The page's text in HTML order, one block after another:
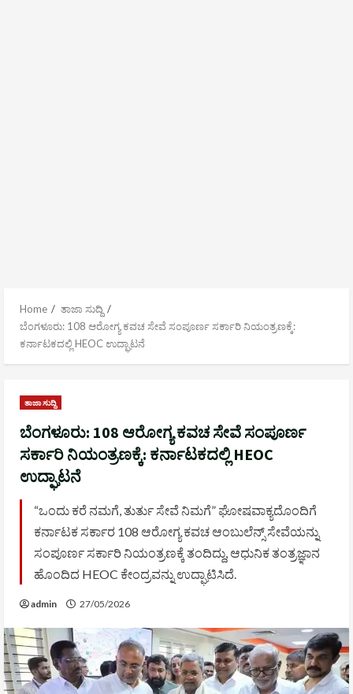
Home
ತಾಜಾ ಸುದ್ದಿ
ಬೆಂಗಳೂರು: 108 ಆರೋಗ್ಯ ಕವಚ ಸೇವೆ ಸಂಪೂರ್ಣ ಸರ್ಕಾರಿ ನಿಯಂತ್ರಣಕ್ಕೆ:
ಕರ್ನಾಟಕದಲ್ಲಿ HEOC ಉದ್ಘಾಟನೆ
ತಾಜಾ ಸುದ್ದಿ
ಬೆಂಗಳೂರು: 108 ಆರೋಗ್ಯ ಕವಚ ಸೇವೆ ಸಂಪೂರ್ಣ
ಸರ್ಕಾರಿ ನಿಯಂತ್ರಣಕ್ಕೆ: ಕರ್ನಾಟಕದಲ್ಲಿ HEOC
ಉದ್ಘಾಟನೆ
“ಒಂದು ಕರೆ ನಮಗೆ, ತುರ್ತು ಸೇವೆ ನಿಮಗೆ” ಘೋಷವಾಕ್ಯದೊಂದಿಗೆ
ಕರ್ನಾಟಕ ಸರ್ಕಾರ 108 ಆರೋಗ್ಯ ಕವಚ ಆಂಬುಲೆನ್ಸ್ ಸೇವೆಯನ್ನು
ಸಂಪೂರ್ಣ ಸರ್ಕಾರಿ ನಿಯಂತ್ರಣಕ್ಕೆ ತಂದಿದ್ದು, ಆಧುನಿಕ ತಂತ್ರಜ್ಞಾನ
ಹೊಂದಿದ HEOC ಕೇಂದ್ರವನ್ನು ಉದ್ಘಾಟಿಸಿದೆ.
admin 27/05/2026